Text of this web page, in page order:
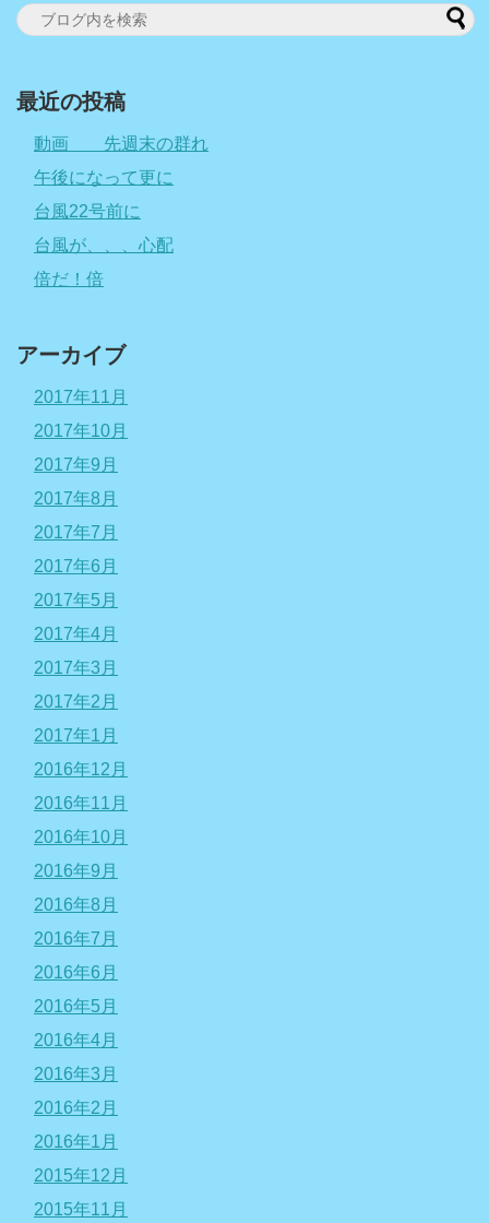
最近の投稿
動画 先週末の群れ
午後になって更に
台風22号前に
台風が、、、心配
倍だ！倍
アーカイブ
2017年11月
2017年10月
2017年9月
2017年8月
2017年7月
2017年6月
2017年5月
2017年4月
2017年3月
2017年2月
2017年1月
2016年12月
2016年11月
2016年10月
2016年9月
2016年8月
2016年7月
2016年6月
2016年5月
2016年4月
2016年3月
2016年2月
2016年1月
2015年12月
2015年11月